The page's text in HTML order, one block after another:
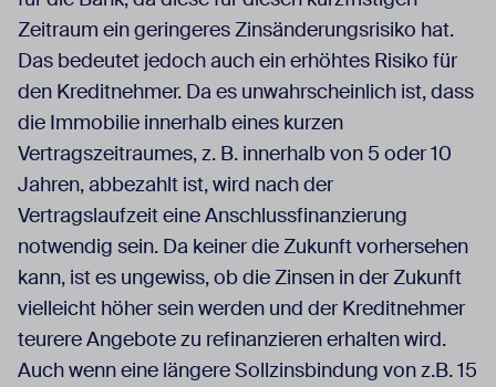
Zeitraum ein geringeres Zinsänderungsrisiko hat.
Das bedeutet jedoch auch ein erhöhtes Risiko für
den Kreditnehmer. Da es unwahrscheinlich ist, dass
die Immobilie innerhalb eines kurzen
Vertragszeitraumes, z. B. innerhalb von 5 oder 10
Jahren, abbezahlt ist, wird nach der
Vertragslaufzeit eine Anschlussfinanzierung
notwendig sein. Da keiner die Zukunft vorhersehen
kann, ist es ungewiss, ob die Zinsen in der Zukunft
vielleicht höher sein werden und der Kreditnehmer
teurere Angebote zu refinanzieren erhalten wird.
Auch wenn eine längere Sollzinsbindung von z.B. 15